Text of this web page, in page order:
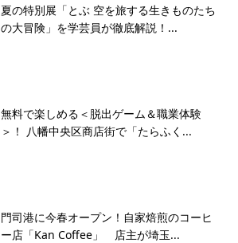
夏の特別展「とぶ 空を旅する生きものたち
の大冒険」を学芸員が徹底解説！...
無料で楽しめる＜脱出ゲーム＆職業体験
＞！ 八幡中央区商店街で「たらふく...
門司港に今春オープン！自家焙煎のコーヒ
ー店「Kan Coffee」 店主が埼玉...